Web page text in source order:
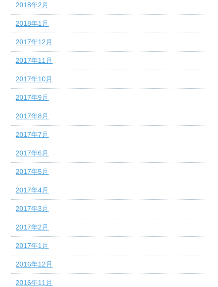
2018年2月
2018年1月
2017年12月
2017年11月
2017年10月
2017年9月
2017年8月
2017年7月
2017年6月
2017年5月
2017年4月
2017年3月
2017年2月
2017年1月
2016年12月
2016年11月